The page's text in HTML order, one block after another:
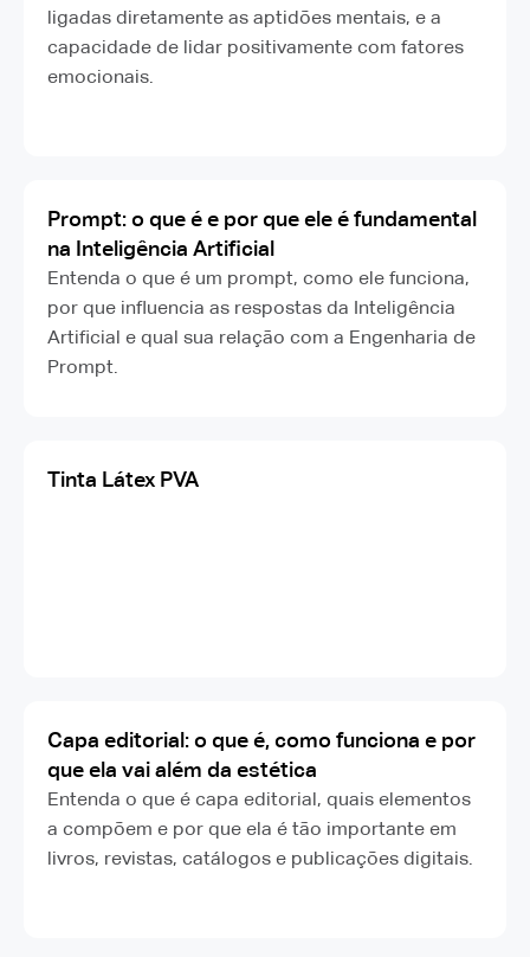
ligadas diretamente as aptidões mentais, e a
capacidade de lidar positivamente com fatores
emocionais.
Prompt: o que é e por que ele é fundamental
na Inteligência Artificial
Entenda o que é um prompt, como ele funciona,
por que influencia as respostas da Inteligência
Artificial e qual sua relação com a Engenharia de
Prompt.
Tinta Látex PVA
Capa editorial: o que é, como funciona e por
que ela vai além da estética
Entenda o que é capa editorial, quais elementos
a compõem e por que ela é tão importante em
livros, revistas, catálogos e publicações digitais.